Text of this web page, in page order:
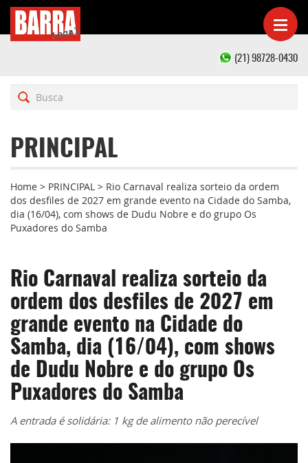
(21) 98728-0430
PRINCIPAL
Home > PRINCIPAL > Rio Carnaval realiza sorteio da ordem
dos desfiles de 2027 em grande evento na Cidade do Samba,
dia (16/04), com shows de Dudu Nobre e do grupo Os
Puxadores do Samba
Rio Carnaval realiza sorteio da
ordem dos desfiles de 2027 em
grande evento na Cidade do
Samba, dia (16/04), com shows
de Dudu Nobre e do grupo Os
Puxadores do Samba
A entrada é solidária: 1 kg de alimento não perecível